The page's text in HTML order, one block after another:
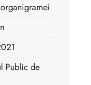
Public de